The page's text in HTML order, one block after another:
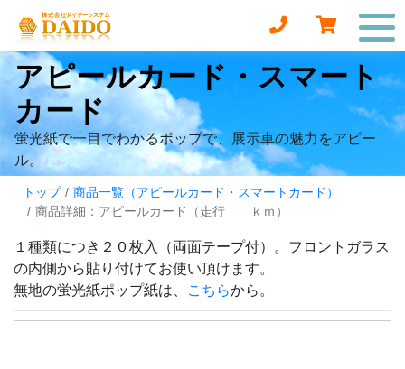
アピールカード・スマート
カード
蛍光紙で一目でわかるポップで、展示車の魅力をアピー
ル。
トップ
商品一覧（アピールカード・スマートカード）
商品詳細：アピールカード（走行 ｋｍ）
１種類につき２０枚入（両面テープ付）。フロントガラス
の内側から貼り付けてお使い頂けます。
無地の蛍光紙ポップ紙は、
こちらから。